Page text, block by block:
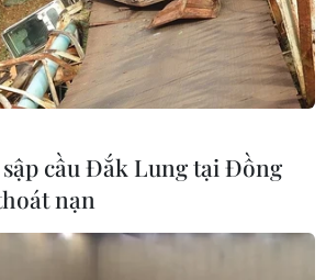
cầu Đắk Lung tại Đồng
nạn